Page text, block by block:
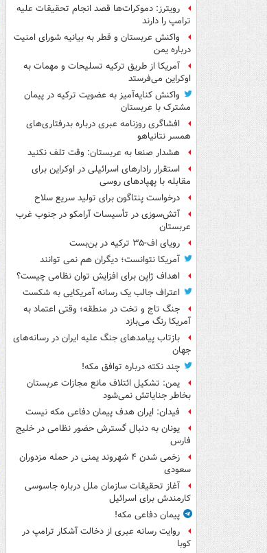
رویترز: دموکرات‌ها قصد انجام تحقیقات علیه
ترامپ را دارند
واکنش عربستان و قطر به بیانیه شورای امنیت
درباره یمن
آمریکا از طریق ترکیه تسلیحات و مهمات به
اوکراین می‌فرستد
واکنش کنایه‌آمیز به عضویت ترکیه در پیمان
مشترک با عربستان
افشاگری روزنامه عبری درباره بدرفتاری‌های
همسر نتانیاهو
هشدار صنعا به عربستان: وقت تلف نکنید
استقرار رادارهای اسرائیلی در اوکراین برای
مقابله با پهپادهای روسی
درخواست پنتاگون برای تولید سریع سلاح
آتش‌سوزی در تأسیسات آرامکو در جنوب غرب
عربستان
رویای اف-۳۵ ترکیه در بن‌بست
آمریکا نتوانست؛ دیگران هم نمی توانند
اهداف ژاپن برای افزایش توان نظامی چیست؟
اعتراف جالب یک رسانه آمریکایی به شکست
جنگ تاج و تخت در منطقه؛ وقتی اعتماد به
آمریکا رنگ می‌بازد
بازتاب پیامدهای جنگ علیه ایران در رسانه‌های
جهان
چند نکته درباره توافق مکه!
یمن: تشکیل ائتلاف مانع مجازات عربستان
بخاطر جنایاتش نمی‌شود
فیدان: ایران هدف پیمان دفاعی مکه نیست
یونان به دنبال گسترش حضور نظامی در خلیج
فارس
زخمی شدن ۴ شهروند یمنی در حمله مزدوران
سعودی
آغاز تحقیقات سازمان ملل درباره جاسوسی
کارمندش برای اسرائیل
پیمان دفاعی مکه!
روایت رسانه عبری از دخالت آشکار ترامپ در
کوبا